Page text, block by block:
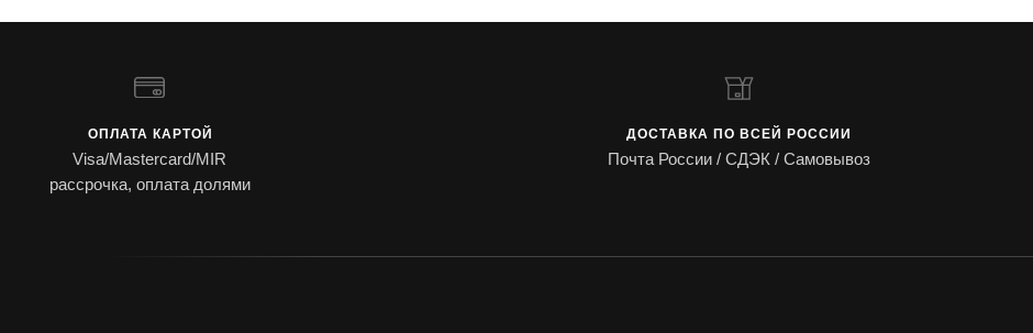
ОПЛАТА КАРТОЙ
Visa/Mastercard/MIR
рассрочка, оплата долями
ДОСТАВКА ПО ВСЕЙ РОССИИ
Почта России / СДЭК / Самовывоз